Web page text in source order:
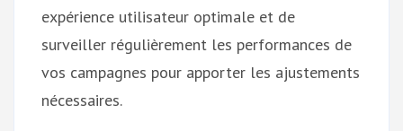
expérience utilisateur optimale et de
surveiller régulièrement les performances de
vos campagnes pour apporter les ajustements
nécessaires.